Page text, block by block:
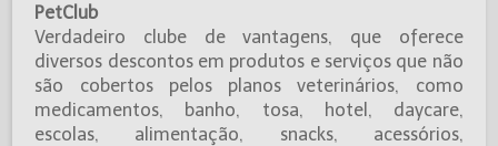
PetClub
Verdadeiro clube de vantagens, que oferece
diversos descontos em produtos e serviços que não
são cobertos pelos planos veterinários, como
medicamentos, banho, tosa, hotel, daycare,
escolas, alimentação, snacks, acessórios,